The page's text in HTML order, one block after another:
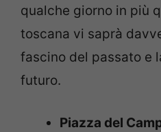
qualche giorno in più
toscana vi saprà
fascino del passato e
futuro.
Piazza del